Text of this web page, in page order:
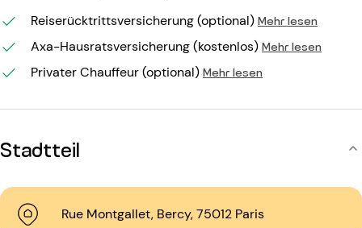
Reiserücktrittsversicherung (optional) Mehr lesen
Axa-Hausratsversicherung (kostenlos) Mehr lesen
Privater Chauffeur (optional) Mehr lesen
Stadtteil
Rue Montgallet, Bercy, 75012 Paris